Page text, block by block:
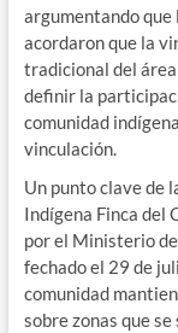
argumentando
acordaron que la
tradicional del
definir la
comunidad
vinculación.
Un punto clave de
Indígena Finca del
por el Ministerio
fechado el 29 de
comunidad
sobre zonas que